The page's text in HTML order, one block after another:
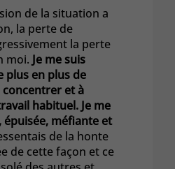
de la situation a
la perte de
la perte
moi. Je me suis
plus en plus de
et à
habituel. Je me
épuisée, méfiante et
de la honte
de cette façon et ce